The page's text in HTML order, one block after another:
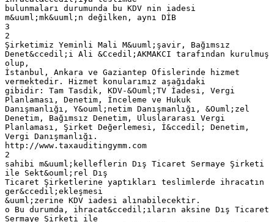
bulunmaları durumunda bu KDV nin iadesi
m&uuml;mk&uuml;n değilken, aynı DİB
3
2
Şirketimiz Yeminli Mali M&uuml;şavir, Bağımsız
Denet&ccedil;i Ali &Ccedil;AKMAKCI tarafından kurulmuş
olup,
İstanbul, Ankara ve Gaziantep Ofislerinde hizmet
vermektedir. Hizmet konularımız aşağıdaki
gibidir: Tam Tasdik, KDV-&Ouml;TV İadesi, Vergi
Planlaması, Denetim, İnceleme ve Hukuk
Danışmanlığı, Y&ouml;netim Danışmanlığı, &Ouml;zel
Denetim, Bağımsız Denetim, Uluslararası Vergi
Planlaması, Şirket Değerlemesi, İ&ccedil; Denetim,
Vergi Danışmanlığı.
http://www.taxauditingymm.com
2
sahibi m&uuml;kelleflerin Dış Ticaret Sermaye Şirketi
ile Sekt&ouml;rel Dış
Ticaret Şirketlerine yaptıkları teslimlerde ihracatın
ger&ccedil;ekleşmesi
&uuml;zerine KDV iadesi alınabilecektir.
o Bu durumda, ihracat&ccedil;ıların aksine Dış Ticaret
Sermaye Şirketi ile